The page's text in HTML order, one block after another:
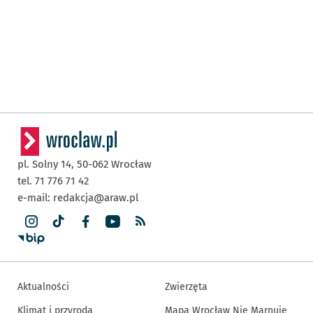
pl. Solny 14, 50-062 Wrocław
tel. 71 776 71 42
e-mail: redakcja@araw.pl
Aktualności
Zwierzęta